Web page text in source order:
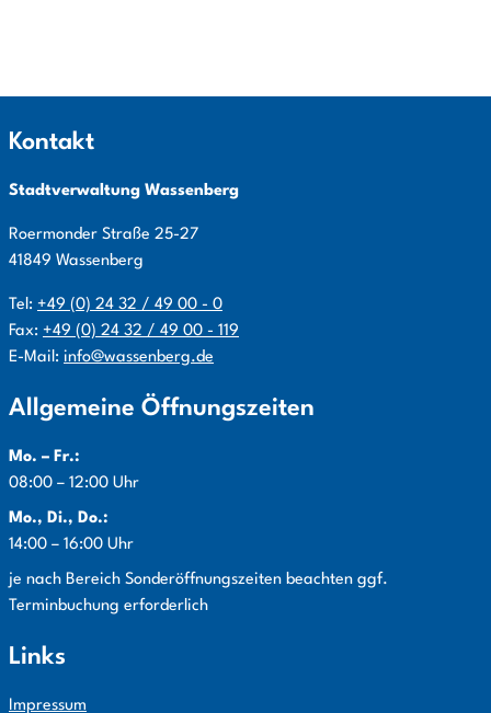
Kontakt
Stadtverwaltung Wassenberg
Roermonder Straße 25-27
41849 Wassenberg
Tel: +49 (0) 24 32 / 49 00 - 0
Fax: +49 (0) 24 32 / 49 00 - 119
E-Mail: info@wassenberg.de
Allgemeine Öffnungszeiten
Mo. – Fr.:
08:00 – 12:00 Uhr
Mo., Di., Do.:
14:00 – 16:00 Uhr
Info:
je nach Bereich Sonderöffnungszeiten beachten ggf.
Terminbuchung erforderlich
Links
Impressum